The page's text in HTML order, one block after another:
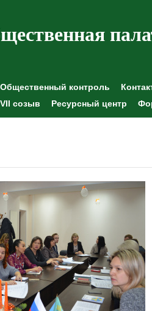
Общественный контроль
созыв
Ресурсный центр